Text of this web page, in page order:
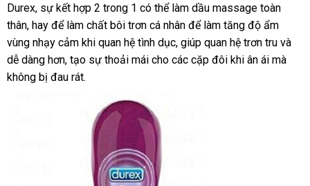
rẻ
Durexshopee
, sự kết hợp 2 trong 1 đặt
hàng
có thể làm dầu massage toàn
thânHàn
Quốc
, hay bền
để làm chất bôi trơn cá nhân mới
nhất
để làm tăng độ ẩm
vùng nhạy cảm khi quan hệ tình dụcmua
hàng
, giúp quan hệ trơn tru tiki
và
dễ dàng hơnnhận
hàng
, tạo sự thoải mái cho đặt
các cặp đôi khi ân ái Nhật
mà
không bị đau rát.